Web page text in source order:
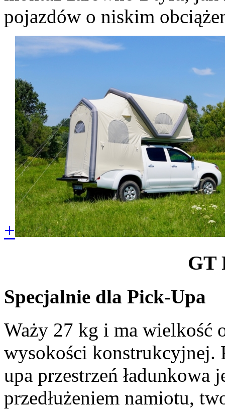
pojazdów o niskim
+
GT
Specjalnie dla Pick-Upa
Waży 27 kg i ma wielkość
wysokości konstrukcyjnej.
upa przestrzeń ładunkowa
przedłużeniem namiotu,